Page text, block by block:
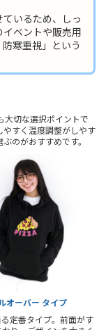
いるため、しっ
ベントや販売用
寒重視」という
大切な選択ポイントで
やすく温度調整がしやす
のがおすすめです。
オーバー タイプ
定番タイプ。前面がす